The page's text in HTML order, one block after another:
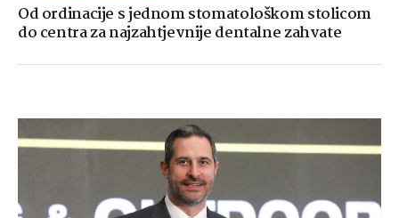
Od ordinacije s jednom stomatološkom stolicom
do centra za najzahtjevnije dentalne zahvate